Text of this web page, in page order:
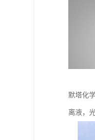
默塔化
离液，